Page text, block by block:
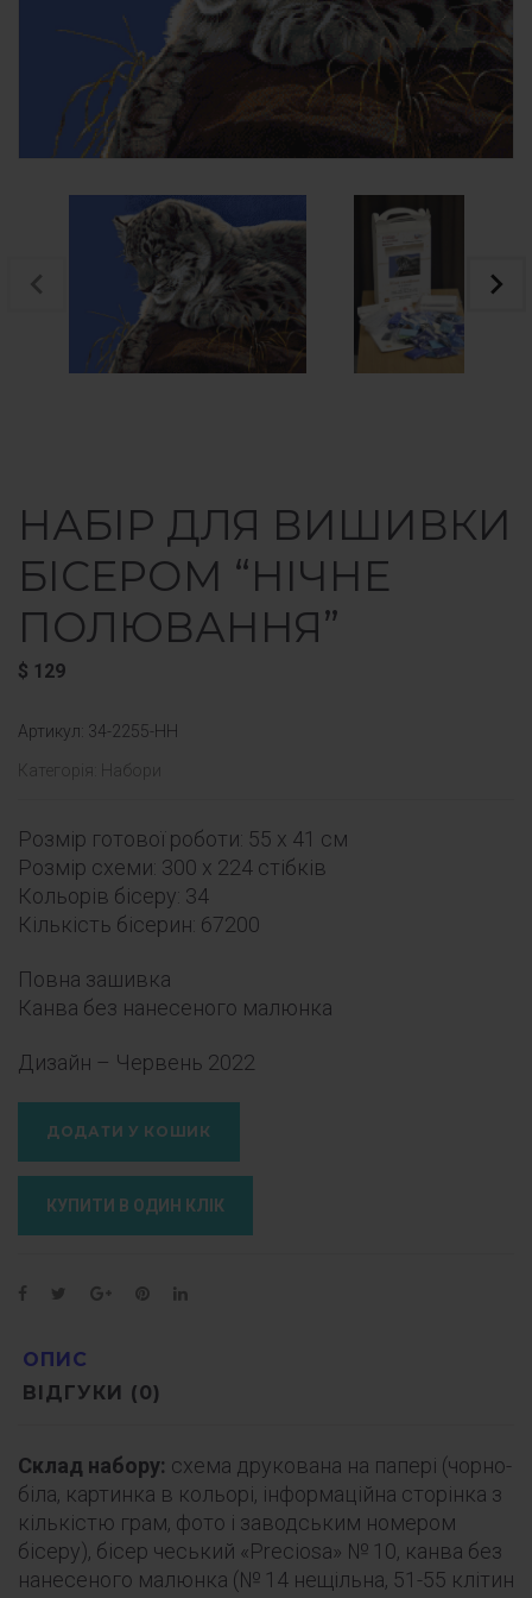
НАБІР ДЛЯ ВИШИВКИ
БІСЕРОМ “НІЧНЕ
ПОЛЮВАННЯ”
$ 129
Артикул: 34-2255-НН
Категорія: Набори
Розмір готової роботи: 55 x 41 см
Розмір схеми: 300 x 224 стібків
Кольорів бісеру: 34
Кількість бісерин: 67200
Повна зашивка
Канва без нанесеного малюнка
Дизайн – Червень 2022
ДОДАТИ У КОШИК
КУПИТИ В ОДИН КЛIК
ОПИС
ВІДГУКИ (0)
Склад набору: схема друкована на папері (чорно-
біла, картинка в кольорі, інформаційна сторінка з
кількістю грам, фото і заводським номером
бісеру), бісер чеський «Preciosa» № 10, канва без
нанесеного малюнка (№ 14 нещільна, 51-55 клітин